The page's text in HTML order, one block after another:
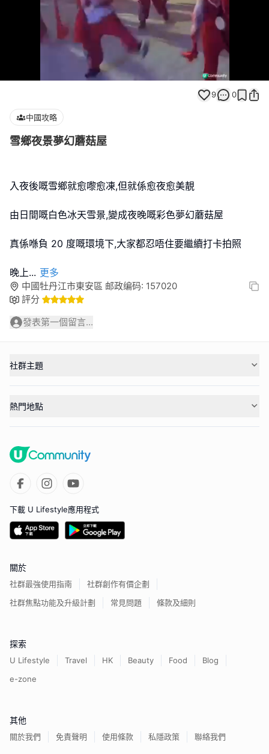
Loaded
100.00%
9 0
中國攻略
雪鄉夜景夢幻蘑菇屋
入夜後嘅雪鄉就愈嚟愈凍,但就係愈夜愈美靚
由日間嘅白色冰天雪景,變成夜晚嘅彩色夢幻蘑菇屋
真係喺負 20 度嘅環境下,大家都忍唔住要繼續打卡拍照
晚上... 更多
中國牡丹江市東安區 邮政编码: 157020
評分
發表第一個留言...
社群主題
熱門地點
下載 U Lifestyle應用程式
關於
社群最強使用指南
社群創作有價企劃
社群焦點功能及升級計劃
常見問題 條款及細則
探索
U Lifestyle Travel HK Beauty Food
Blog
e-zone
其他
關於我們 免責聲明 使用條款 私隱政策 聯絡我們